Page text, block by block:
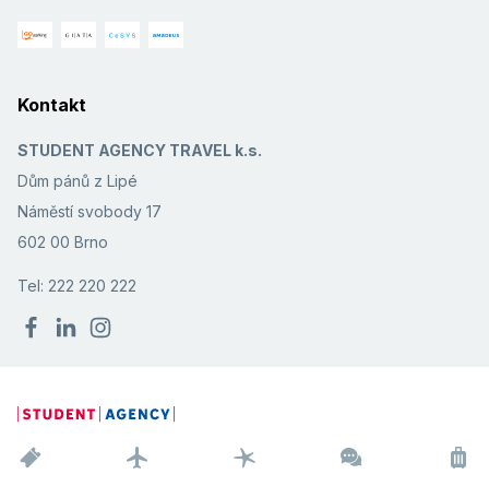
Kontakt
STUDENT AGENCY TRAVEL k.s.
Dům pánů z Lipé
Náměstí svobody 17
602 00 Brno
Tel: 222 220 222